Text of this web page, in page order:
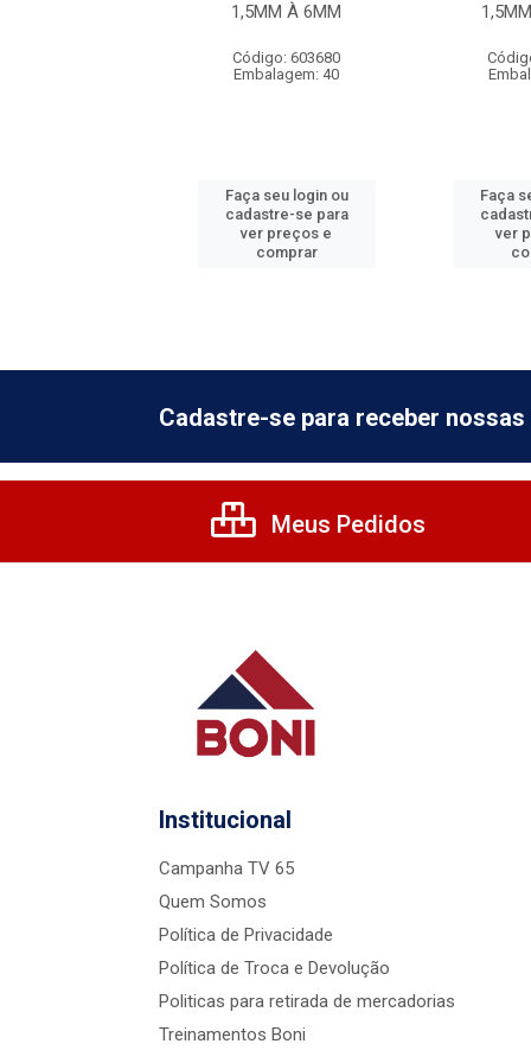
1,5MM À 6MM
Código: 603680
Embalagem: 40
Faça seu login ou
cadastre-se para
ver preços e
comprar
Faça
ver
Cadastre-se para receber
Meus Pedidos
Institucional
Campanha TV 65
Quem Somos
Política de Privacidade
Política de Troca e Devolução
Politicas para retirada de mercadorias
Treinamentos Boni